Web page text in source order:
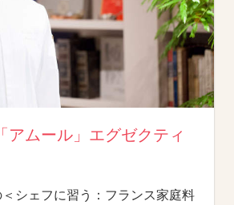
ムール」エグゼクティ
シェフに習う：フランス家庭料